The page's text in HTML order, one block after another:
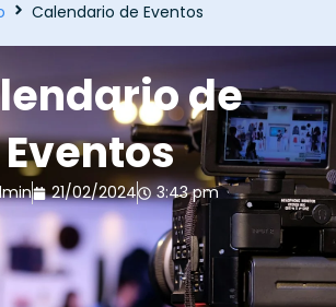
Calendario de Eventos
de
Eventos
21/02/2024 3:43 pm